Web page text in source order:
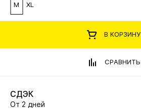
M XL
В КОРЗИНУ
СРАВНИТЬ
СДЭК
От 2 дней